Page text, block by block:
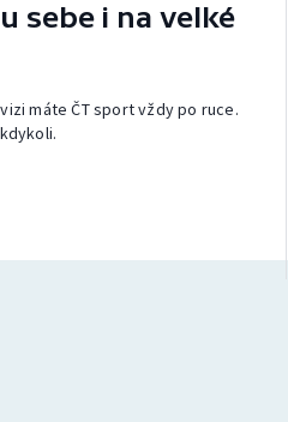
sebe i na velké
máte ČT sport vždy po ruce.